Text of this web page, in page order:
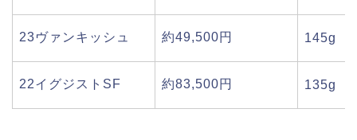
23ヴァンキッシュ 約49,500円 145g
22イグジストSF 約83,500円 135g